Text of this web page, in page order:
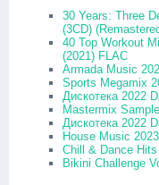
30 Years: Three
(3CD)
40 Top Workout
(2021) FLAC
Armada Music
Sports Megamix
Дискотека 2022
Mastermix
Дискотека 2022
House Music
Chill & Dance
Bikini Challenge